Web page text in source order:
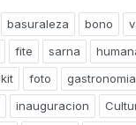
basuraleza bono
fite sarna
kit foto gastronomia
inauguracion